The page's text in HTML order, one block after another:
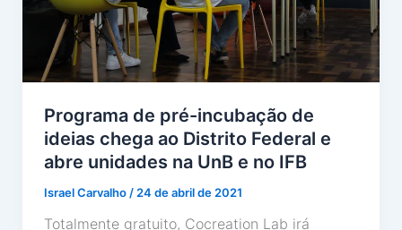
Programa de pré-incubação de
ideias chega ao Distrito Federal e
abre unidades na UnB e no IFB
Israel Carvalho / 24 de abril de 2021
Totalmente gratuito, Cocreation Lab irá